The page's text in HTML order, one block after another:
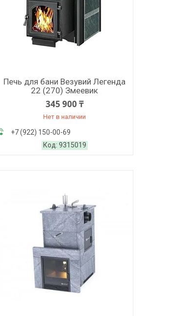
Печь для бани Везувий Легенда
22 (270) Змеевик
345 900 ₸
Нет в наличии
+7 (922) 150-00-69
9315019